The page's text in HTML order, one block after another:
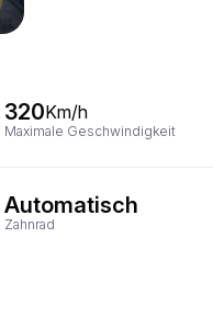
320Km/h
Maximale Geschwindigkeit
Automatisch
Zahnrad